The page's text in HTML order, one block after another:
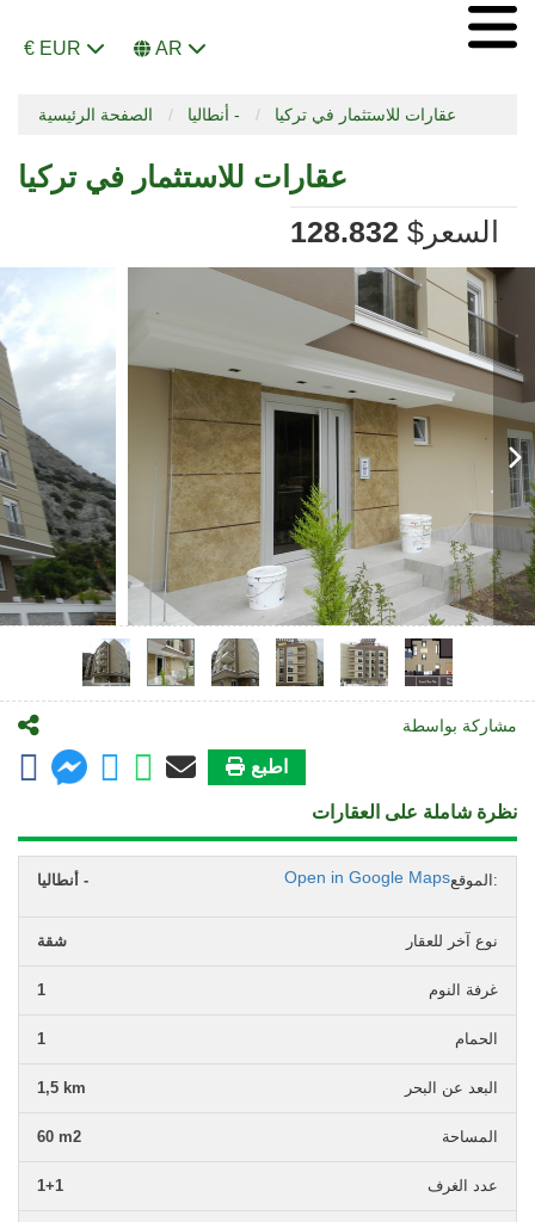
€ EUR AR
الصفحة الرئيسية أنطاليا - عقارات للاستثمار في تركيا
عقارات للاستثمار في تركيا
السعر
128.832 $
مشاركة بواسطة
اطبع
نظرة شاملة على العقارات
الموقع: أنطاليا - Open in Google Maps
نوع آخر للعقار شقة
غرفة النوم 1
الحمام 1
البعد عن البحر 1,5 km
المساحة 60 m2
عدد الغرف 1+1